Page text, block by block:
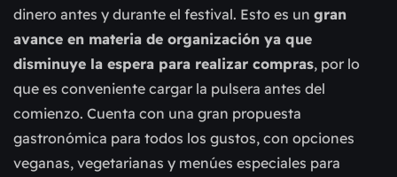
dinero antes y durante el festival. Esto es un gran
avance en materia de organización ya que
disminuye la espera para realizar compras, por lo
que es conveniente cargar la pulsera antes del
comienzo. Cuenta con una gran propuesta
gastronómica para todos los gustos, con opciones
veganas, vegetarianas y menúes especiales para